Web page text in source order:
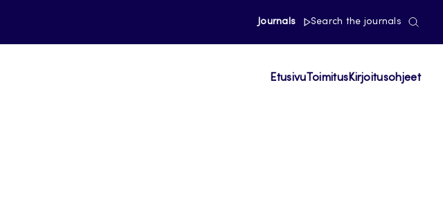
Journals Search the journals
Etusivu ToimitusKirjoitusohjeet